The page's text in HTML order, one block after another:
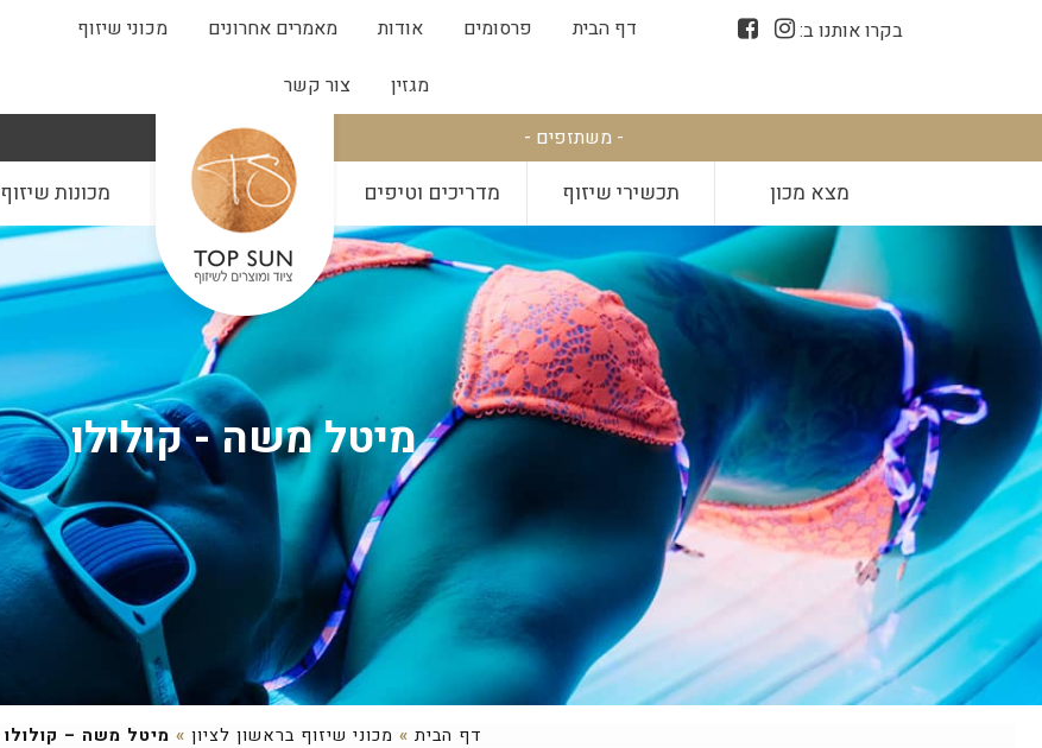
בקרו אותנו ב: דף הבית פרסומים אודות מאמרים אחרונים
מכוני שיזוף
מגזין
צור קשר
- משתזפים -
מצא מכון תכשירי שיזוף מדריכים וטיפים מכונות שיזוף
מיטל משה - קולולו
דף הבית » מכוני שיזוף בראשון לציון » מיטל משה – קולולו